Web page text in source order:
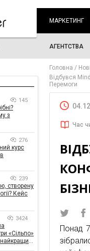
МАРКЕТИНГ
АГЕНТСТВА
Головна
Відбувся
Перемоги
Час
Понад
145
з
276
курс
239
створену
Кейс
3424
«Сільпо»